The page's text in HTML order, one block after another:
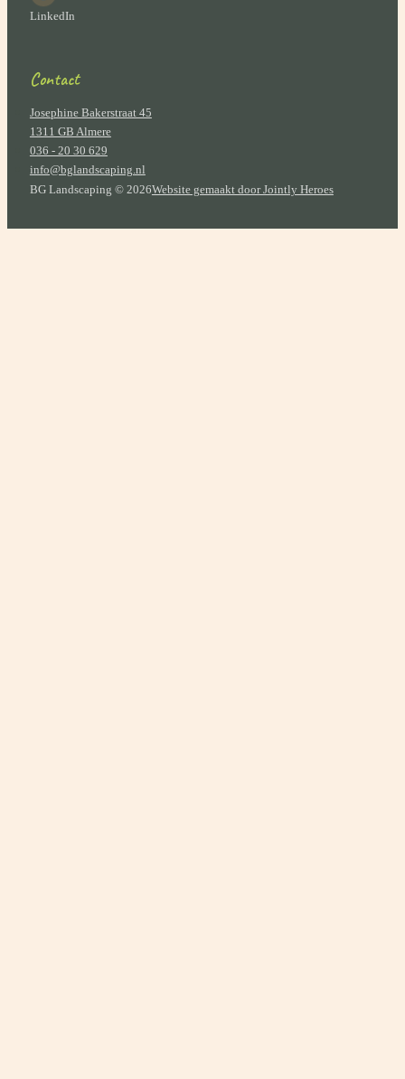
LinkedIn
Contact
Josephine Bakerstraat 45
1311 GB Almere
036 - 20 30 629
info@bglandscaping.nl
BG Landscaping © 2026Website gemaakt door Jointly Heroes